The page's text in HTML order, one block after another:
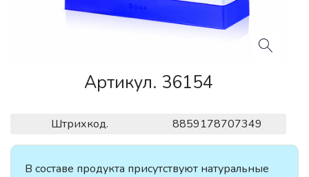
Артикул. 36154
Штрихкод. 8859178707349
В составе продукта присутствуют натуральные